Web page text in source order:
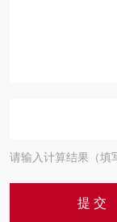
请输入计算结果（填